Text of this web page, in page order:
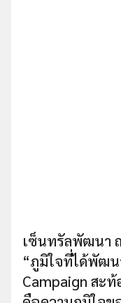
เซ็นทรัลพัฒนา
“ภูมิใจที่ได้พัฒน
Campaign สะ